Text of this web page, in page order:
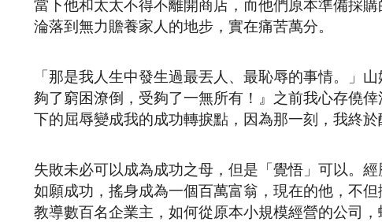
當下他和太太不得不離開商店，而他們原本準備採
淪落到無力贍養家人的地步，實在痛苦萬分。
「那是我人生中發生過最丟人、最恥辱的事情。」
夠了窮困潦倒，受夠了一無所有！』之前我心存僥
下的屈辱變成我的成功轉捩點，因為那一刻，我終於
失敗未必可以成為成功之母，但是「覺悟」可以。
如願成功，搖身成為一個百萬富翁，現在的他，不
教導數百名企業主，如何從原本小規模經營的公司